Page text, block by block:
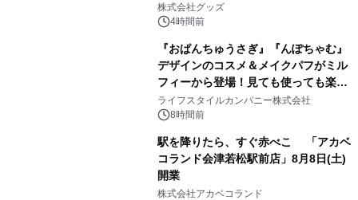
株式会社グッズ
4時間前
『おぱんちゅうさぎ』『んぽちゃむ』
デザインのコスメ＆メイクパフがミル
フィーから登場！見ても使っても楽し
い、ポップでキュートなコレクショ
ン。
ライフスタイルカンパニー株式会社
8時間前
駅を降りたら、すぐ赤べこ 「アカベ
コランド会津若松駅前店」8月8日(土)
開業
株式会社アカベコランド